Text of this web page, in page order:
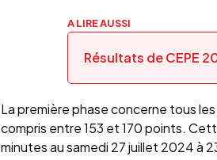
A LIRE AUSSI
Résultats de CEPE
La première phase concerne tous
compris entre 153 et 170 points.
minutes au samedi 27 juillet 2024 à